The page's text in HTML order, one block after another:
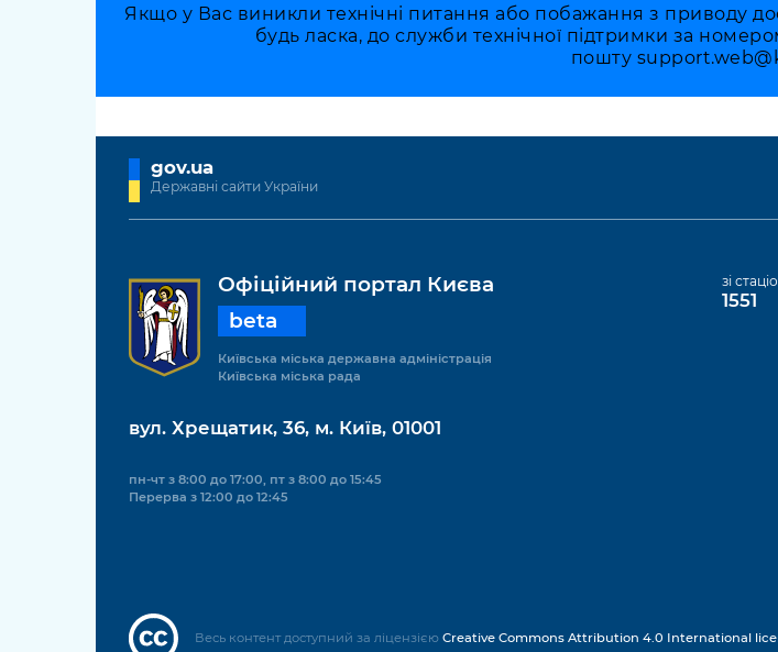
Якщо у Вас виникли технічні питання або побажання з приводу
будь ласка, до служби технічної підтримки за
пошту
gov.ua
Державні сайти України
Офіційний портал Києва
beta
Київська міська державна адміністрація
Київська міська рада
вул. Хрещатик, 36, м. Київ, 01001
пн-чт з 8:00 до 17:00, пт з 8:00 до 15:45
Перерва з 12:00 до 12:45
зі
1551
Весь контент доступний за ліцензією Creative Commons Attribution 4.0 International